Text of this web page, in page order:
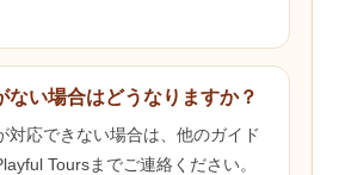
ない場合はどうなりますか？
対応できない場合は、他のガイド
Toursまでご連絡ください。